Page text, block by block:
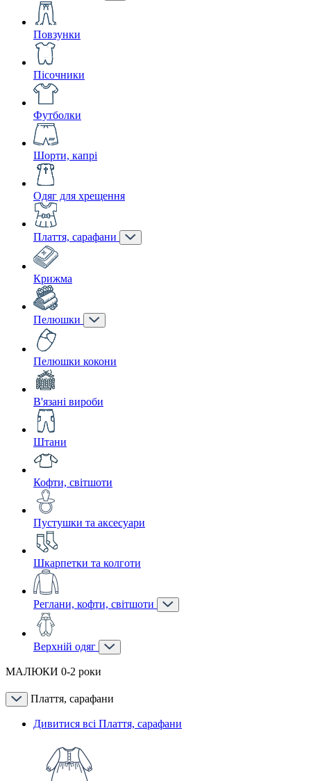
Повзунки
Пісочники
Футболки
Шорти, капрі
Одяг для хрещення
Плаття, сарафани
Крижма
Пелюшки
Пелюшки кокони
В'язані вироби
Штани
Кофти, світшоти
Пустушки та аксесуари
Шкарпетки та колготи
Реглани, кофти, світшоти
Верхній одяг
МАЛЮКИ 0-2 роки
Плаття, сарафани
Дивитися всі Плаття, сарафани